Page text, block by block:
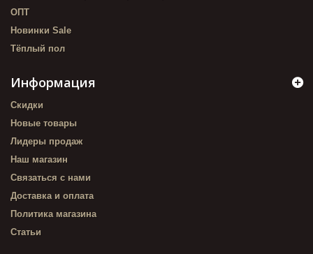
ОПТ
Новинки Sale
Тёплый пол
Информация
Скидки
Новые товары
Лидеры продаж
Наш магазин
Связаться с нами
Доставка и оплата
Политика магазина
Статьи